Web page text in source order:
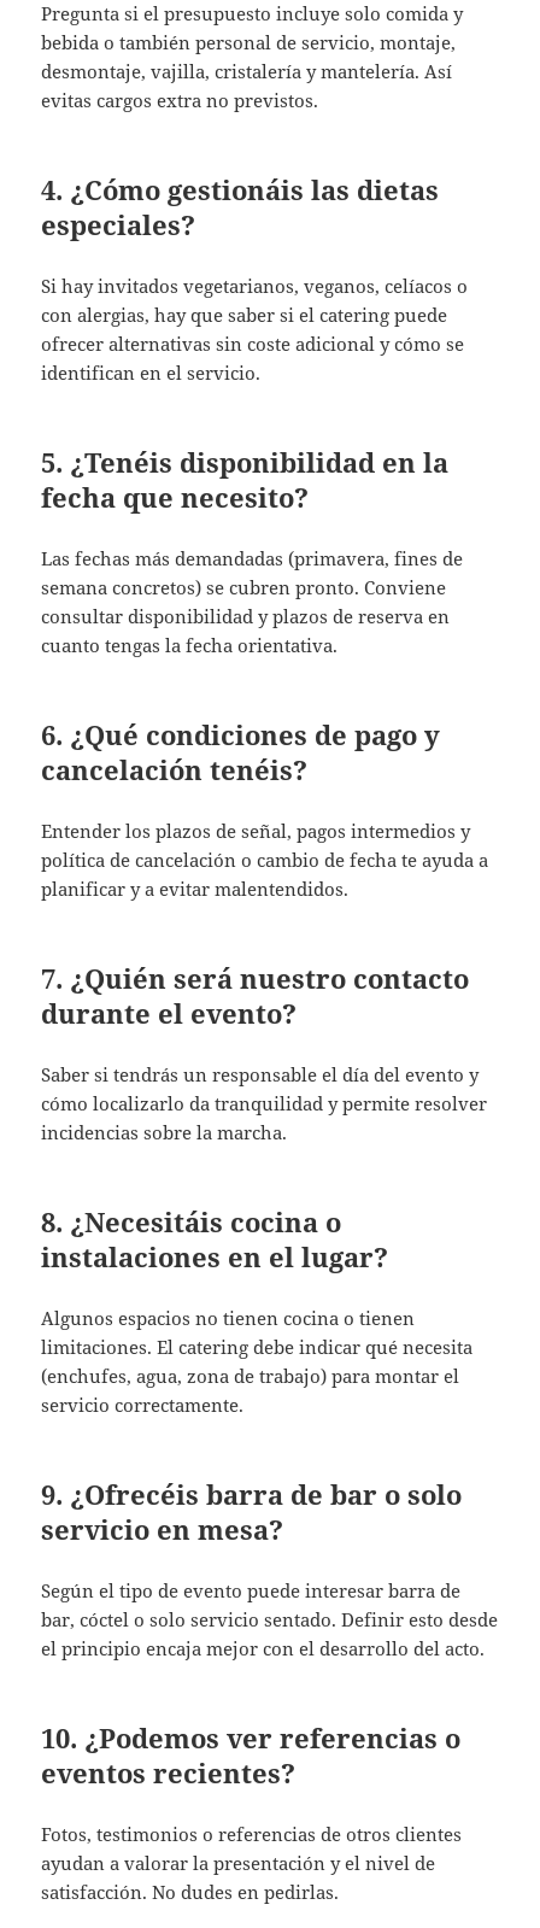
Pregunta si el presupuesto incluye solo comida y
bebida o también personal de servicio, montaje,
desmontaje, vajilla, cristalería y mantelería. Así
evitas cargos extra no previstos.
4. ¿Cómo gestionáis las dietas
especiales?
Si hay invitados vegetarianos, veganos, celíacos o
con alergias, hay que saber si el catering puede
ofrecer alternativas sin coste adicional y cómo se
identifican en el servicio.
5. ¿Tenéis disponibilidad en la
fecha que necesito?
Las fechas más demandadas (primavera, fines de
semana concretos) se cubren pronto. Conviene
consultar disponibilidad y plazos de reserva en
cuanto tengas la fecha orientativa.
6. ¿Qué condiciones de pago y
cancelación tenéis?
Entender los plazos de señal, pagos intermedios y
política de cancelación o cambio de fecha te ayuda a
planificar y a evitar malentendidos.
7. ¿Quién será nuestro contacto
durante el evento?
Saber si tendrás un responsable el día del evento y
cómo localizarlo da tranquilidad y permite resolver
incidencias sobre la marcha.
8. ¿Necesitáis cocina o
instalaciones en el lugar?
Algunos espacios no tienen cocina o tienen
limitaciones. El catering debe indicar qué necesita
(enchufes, agua, zona de trabajo) para montar el
servicio correctamente.
9. ¿Ofrecéis barra de bar o solo
servicio en mesa?
Según el tipo de evento puede interesar barra de
bar, cóctel o solo servicio sentado. Definir esto desde
el principio encaja mejor con el desarrollo del acto.
10. ¿Podemos ver referencias o
eventos recientes?
Fotos, testimonios o referencias de otros clientes
ayudan a valorar la presentación y el nivel de
satisfacción. No dudes en pedirlas.